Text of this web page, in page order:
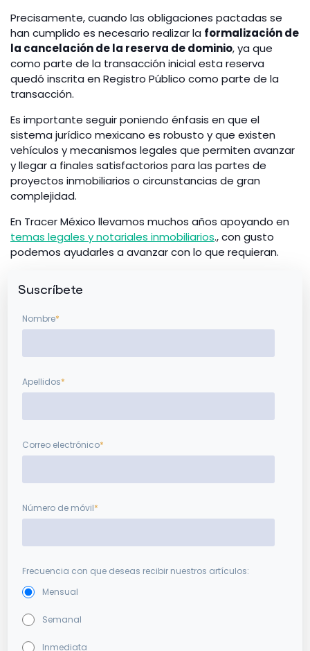
Precisamente, cuando las obligaciones pactadas se
han cumplido es necesario realizar la formalización de
la cancelación de la reserva de dominio, ya que
como parte de la transacción inicial esta reserva
quedó inscrita en Registro Público como parte de la
transacción.
Es importante seguir poniendo énfasis en que el
sistema jurídico mexicano es robusto y que existen
vehículos y mecanismos legales que permiten avanzar
y llegar a finales satisfactorios para las partes de
proyectos inmobiliarios o circunstancias de gran
complejidad.
En Tracer México llevamos muchos años apoyando en
temas legales y notariales inmobiliarios., con gusto
podemos ayudarles a avanzar con lo que requieran.
Suscríbete
Nombre*
Apellidos*
Correo electrónico*
Número de móvil*
Frecuencia con que deseas recibir nuestros artículos:
Mensual
Semanal
Inmediata